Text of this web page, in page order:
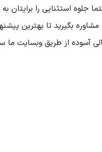
جلوه استثنایی را برایتان
بگیرید تا بهترین
آسوده از طریق وبسایت ما